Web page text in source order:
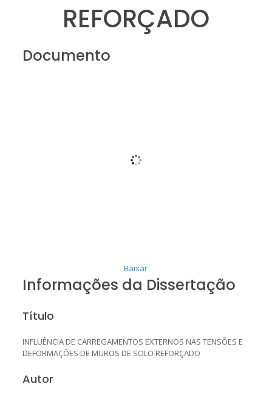
REFORÇADO
Documento
Baixar
Informações da Dissertação
Título
INFLUÊNCIA DE CARREGAMENTOS EXTERNOS NAS TENSÕES E
DEFORMAÇÕES DE MUROS DE SOLO REFORÇADO
Autor